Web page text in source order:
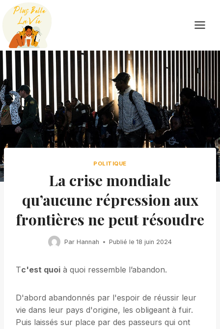
Skip
content
POLITIQUE
La crise mondiale
qu’aucune répression aux
frontières ne peut résoudre
Par Hannah Publié le 18 juin 2024
Tc'est quoi à quoi ressemble l’abandon.
D'abord abandonnés par l'espoir de réussir leur
vie dans leur pays d'origine, les obligeant à fuir.
Puis laissés sur place par des passeurs qui ont